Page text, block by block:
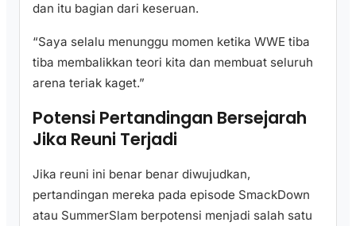
dan itu bagian dari keseruan.
“Saya selalu menunggu momen ketika WWE tiba
tiba membalikkan teori kita dan membuat seluruh
arena teriak kaget.”
Potensi Pertandingan Bersejarah
Jika Reuni Terjadi
Jika reuni ini benar benar diwujudkan,
pertandingan mereka pada episode SmackDown
atau SummerSlam berpotensi menjadi salah satu